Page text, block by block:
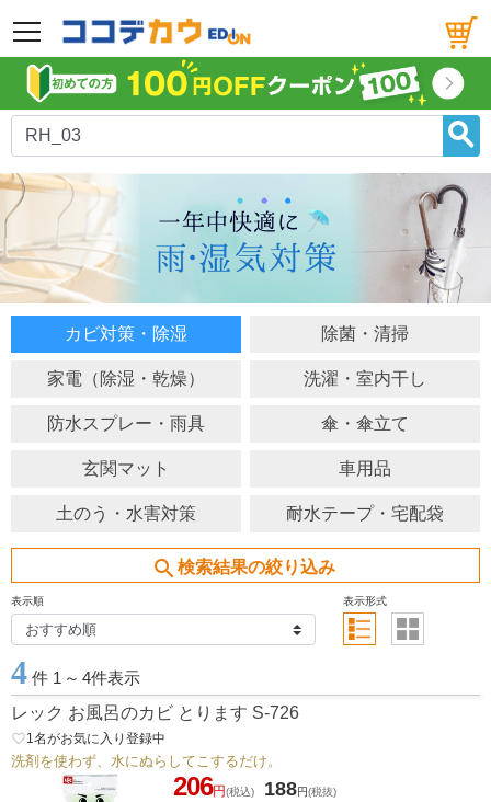
メニュー
カビ対策・除湿 除菌・清掃
家電（除湿・乾燥） 洗濯・室内干し
防水スプレー・雨具 傘・傘立て
玄関マット 車用品
土のう・水害対策 耐水テープ・宅配袋
search検索結果の絞り込み
表示順 表示形式
4 件 1 ～ 4件表示
レック お風呂のカビ とります S-726
favorite_border1名がお気に入り登録中
洗剤を使わず、水にぬらしてこするだけ。
206円(税込) 188円(税抜)